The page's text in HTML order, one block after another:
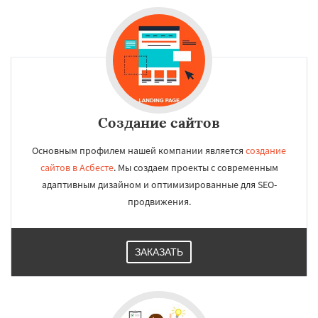
Создание сайтов
Основным профилем нашей компании является создание
сайтов в Асбесте. Мы создаем проекты с современным
адаптивным дизайном и оптимизированные для SEO-
продвижения.
ЗАКАЗАТЬ